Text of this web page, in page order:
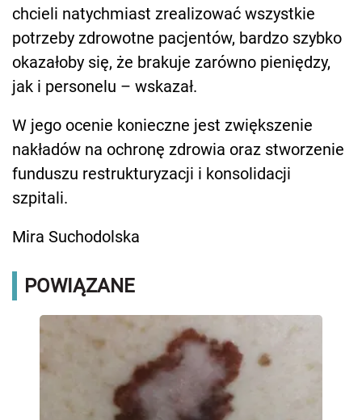
chcieli natychmiast zrealizować wszystkie
potrzeby zdrowotne pacjentów, bardzo szybko
okazałoby się, że brakuje zarówno pieniędzy,
jak i personelu – wskazał.
W jego ocenie konieczne jest zwiększenie
nakładów na ochronę zdrowia oraz stworzenie
funduszu restrukturyzacji i konsolidacji
szpitali.
Mira Suchodolska
POWIĄZANE